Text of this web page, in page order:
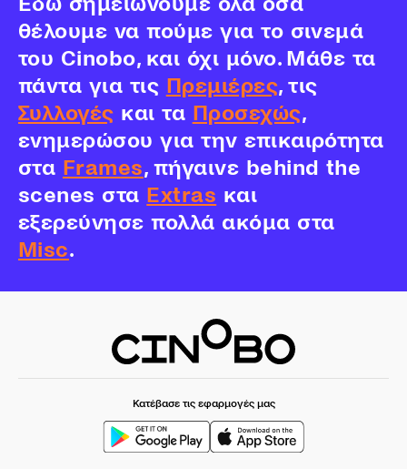
θέλουμε να πούμε για το σινεμά
του Cinobo, και όχι μόνο. Μάθε τα
πάντα για τις Πρεμιέρες, τις
Συλλογές και τα Προσεχώς,
ενημερώσου για την επικαιρότητα
στα Frames, πήγαινε behind the
scenes στα Extras και
εξερεύνησε πολλά ακόμα στα
Misc.
Κατέβασε τις εφαρμογές μας